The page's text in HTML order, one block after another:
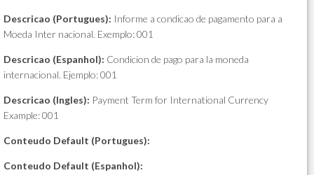
Descricao (Portugues): Informe a condicao de pagamento para a
Moeda Inter nacional. Exemplo: 001
Descricao (Espanhol): Condicion de pago para la moneda
internacional. Ejemplo: 001
Descricao (Ingles): Payment Term for International Currency
Example: 001
Conteudo Default (Portugues):
Conteudo Default (Espanhol):